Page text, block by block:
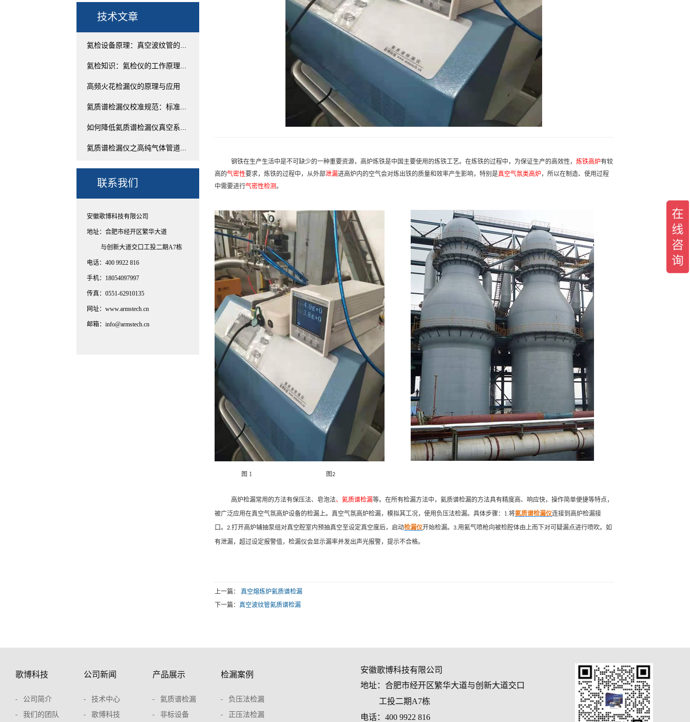
技术文章
氦检设备原理：真空波纹管的...
氦检知识：氦检仪的工作原理...
高频火花检漏仪的原理与应用
氦质谱检漏仪校准规范：标准...
如何降低氦质谱检漏仪真空系...
氦质谱检漏仪之高纯气体管道...
联系我们
安徽歌博科技有限公司
地址：合肥市经开区繁华大道
与创新大道交口工投二期A7栋
电话：400 9922 816
手机：18054097997
传真：0551-62910135
网址：www.armstech.cn
邮箱：info@armstech.cn
钢铁在生产生活中是不可缺少的一种重要资源，高炉炼铁是中国主要使用的炼铁工艺。在炼铁的过程中，为保证生产的高效性，炼铁高炉有较
高的气密性要求，炼铁的过程中，从外部泄漏进高炉内的空气会对炼出铁的质量和效率产生影响，特别是真空气氛类高炉，所以在制造、使用过程
中需要进行气密性检测。
图 1 图2
高炉检漏常用的方法有保压法、皂泡法、氦质谱检漏等。在所有检漏方法中，氦质谱检漏的方法具有精度高、响应快，操作简单便捷等特点，
被广泛应用在真空气氛高炉设备的检漏上。真空气氛高炉检漏，模拟其工况，使用负压法检漏。具体步骤：1.将氦质谱检漏仪连接到高炉检漏接
口。2.打开高炉辅抽泵组对真空腔室内预抽真空至设定真空度后，启动检漏仪开始检漏。3.用氦气喷枪向被检腔体由上而下对可疑漏点进行喷吹。如
有泄漏，超过设定报警值，检漏仪会显示漏率并发出声光报警，提示不合格。
上一篇：真空熔炼炉氦质谱检漏
下一篇：真空波纹管氦质谱检漏
歌博科技
公司简介
我们的团队
公司新闻
技术中心
歌博科技
产品展示
氦质谱检漏
非标设备
检漏案例
负压法检漏
正压法检漏
安徽歌博科技有限公司
地址：合肥市经开区繁华大道与创新大道交口
工投二期A7栋
电话：400 9922 816